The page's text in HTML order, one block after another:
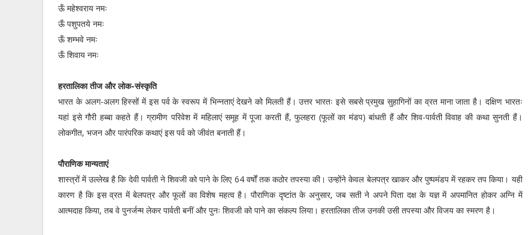
ऊँ महेश्वराय नमः
ऊँ पशुपतये नमः
ऊँ शम्भवे नमः
ऊँ शिवाय नमः
हरतालिका तीज और लोक-संस्कृति
भारत के अलग-अलग हिस्सों में इस पर्व के स्वरूप में भिन्नताएं देखने को मिलती हैं। उत्तर भारतः इसे सबसे प्रमुख सुहागिनों का व्रत माना जाता है। दक्षिण भारतः
यहां इसे गौरी हब्बा कहते हैं। ग्रामीण परिवेश में महिलाएं समूह में पूजा करती हैं, फुलहरा (फूलों का मंडप) बांधती हैं और शिव-पार्वती विवाह की कथा सुनती हैं।
लोकगीत, भजन और पारंपरिक कथाएं इस पर्व को जीवंत बनाती हैं।
पौराणिक मान्यताएं
शास्त्रों में उल्लेख है कि देवी पार्वती ने शिवजी को पाने के लिए 64 वर्षों तक कठोर तपस्या की। उन्होंने केवल बेलपत्र खाकर और पुष्पमंडप में रहकर तप किया। यही
कारण है कि इस व्रत में बेलपत्र और फूलों का विशेष महत्व है। पौराणिक दृष्टांत के अनुसार, जब सती ने अपने पिता दक्ष के यज्ञ में अपमानित होकर अग्नि में
आत्मदाह किया, तब वे पुनर्जन्म लेकर पार्वती बनीं और पुनः शिवजी को पाने का संकल्प लिया। हरतालिका तीज उनकी उसी तपस्या और विजय का स्मरण है।